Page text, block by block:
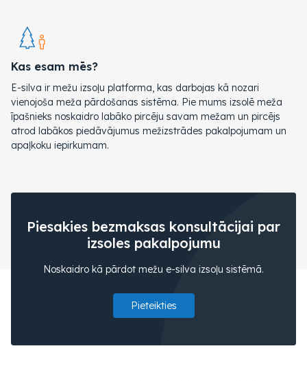
Kas esam mēs?
E-silva ir mežu izsoļu platforma, kas darbojas kā nozari
vienojoša meža pārdošanas sistēma. Pie mums izsolē meža
īpašnieks noskaidro labāko pircēju savam mežam un pircējs
atrod labākos piedāvājumus mežizstrādes pakalpojumam un
apaļkoku iepirkumam.
Piesakies bezmaksas konsultācijai par
izsoles pakalpojumu
Noskaidro kā pārdot mežu e-silva izsoļu sistēmā.
Pieteikties